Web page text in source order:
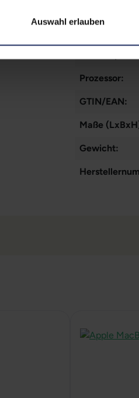
Auswahl erlauben
Prozessor:
GTIN/EAN:
Maße
Gewicht: